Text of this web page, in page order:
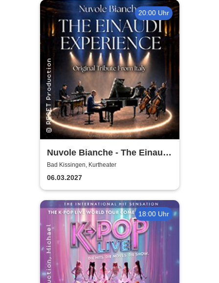
20:00 Uhr
Nuvole Bianche - The Einaudi
Experience - Original Tribute
from Italy
Bad Kissingen, Kurtheater
06.03.2027
18:00 Uhr